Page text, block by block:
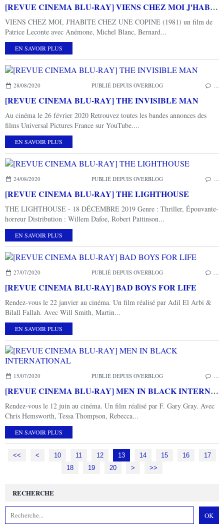
[REVUE CINEMA BLU-RAY] VIENS CHEZ MOI J'HABITE CHEZ UNE COPINE
VIENS CHEZ MOI, J'HABITE CHEZ UNE COPINE (1981) un film de
Patrice Leconte avec Anémone, Michel Blanc, Bernard...
EN SAVOIR PLUS
28/08/2020 PUBLIÉ DEPUIS OVERBLOG
[REVUE CINEMA BLU-RAY] THE INVISIBLE MAN
Au cinéma le 26 février 2020 Retrouvez toutes les bandes annonces des
films Universal Pictures France sur YouTube....
EN SAVOIR PLUS
24/08/2020 PUBLIÉ DEPUIS OVERBLOG
[REVUE CINEMA BLU-RAY] THE LIGHTHOUSE
THE LIGHTHOUSE - 18 DÉCEMBRE 2019 Genre : Thriller, Épouvante-
horreur Distribution : Willem Dafoe, Robert Pattinson...
EN SAVOIR PLUS
27/07/2020 PUBLIÉ DEPUIS OVERBLOG
[REVUE CINEMA BLU-RAY] BAD BOYS FOR LIFE
Rendez-vous le 22 janvier au cinéma. Un film réalisé par Adil El Arbi &
Bilall Fallah. Avec Will Smith, Martin...
EN SAVOIR PLUS
15/07/2020 PUBLIÉ DEPUIS OVERBLOG
[REVUE CINEMA BLU-RAY] MEN IN BLACK INTERNATIONAL
Rendez-vous le 12 juin au cinéma. Un film réalisé par F. Gary Gray. Avec
Chris Hemsworth, Tessa Thompson, Rebecca...
EN SAVOIR PLUS
<< < 10 11 12 13 14 15 16
17
18
19 20 30
> >>
RECHERCHE